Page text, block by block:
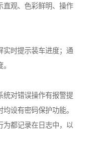
直观、色彩鲜明、操作
实时提示装车进度；通
统对错误操作有报警提
设有密码保护功能。
为都记录在日志中，以